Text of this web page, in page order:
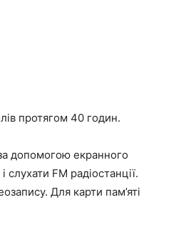
протягом 40 годин.
допомогою екранного
FM радіостанції.
Для карти пам’яті